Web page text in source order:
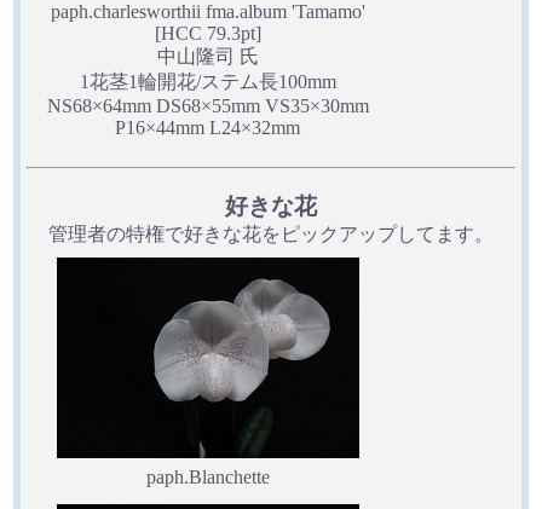
paph.charlesworthii fma.album 'Tamamo'
[HCC 79.3pt]
中山隆司 氏
1花茎1輪開花/ステム長100mm
NS68×64mm DS68×55mm VS35×30mm
P16×44mm L24×32mm
好きな花
管理者の特権で好きな花をピックアップしてます。
paph.Blanchette